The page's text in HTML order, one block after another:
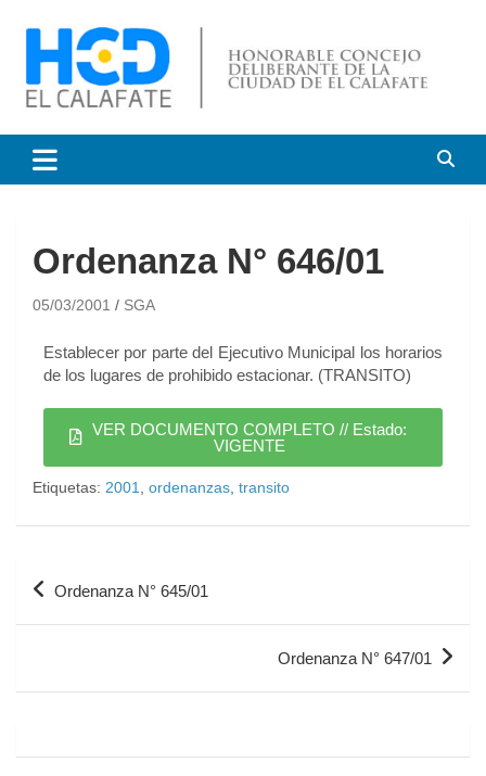
Honorable Concejo
Deliberante de El Calafate
Ordenanza N° 646/01
05/03/2001 SGA
Establecer por parte del Ejecutivo Municipal los horarios
de los lugares de prohibido estacionar. (TRANSITO)
VER DOCUMENTO COMPLETO // Estado:
VIGENTE
Etiquetas: 2001 ordenanzas transito
Ordenanza N° 645/01
Ordenanza N° 647/01